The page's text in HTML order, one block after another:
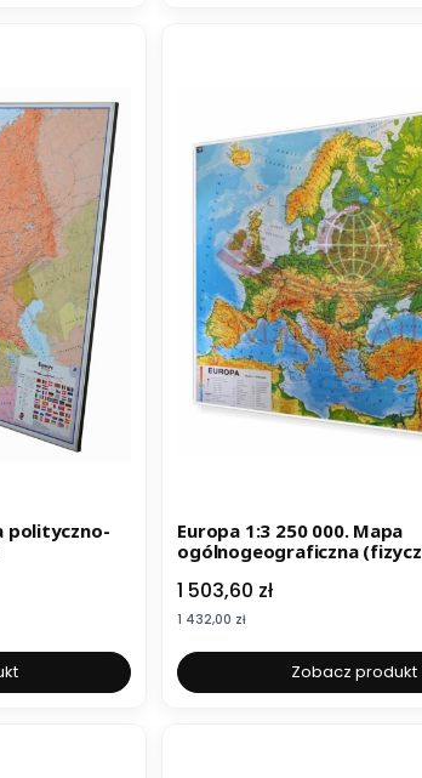
polityczno-
Europa 1:3 250 000. Mapa
ogólnogeograficzna
Cena
1 503,60 zł
Cena
1 432,00 zł
Zobacz produkt